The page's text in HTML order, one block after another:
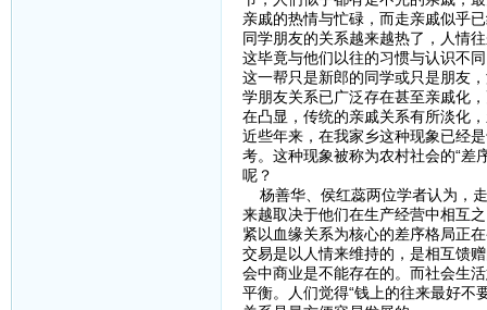
亲戚的热情与忙碌，而走亲戚似乎
同学朋友的关系越来越热了，人情
这毕竟与他们以往的习惯与认识不
这一帮只是新郎的同学或只是朋友
学朋友关系已广泛存在甚至亲戚化
在凸显，传统的亲戚关系有所淡化
近些年来，在我家乡这种现象已经
考。这种现象被称为农村社会的“差
呢？
杨善华、侯红蕊两位学者认为，
来越取决于他们在生产经营中相互
紧以血缘关系为核心的差序格局正
交易是以人情来维持的，是相互馈
会中商业是不能存在的。而社会生
平衡。人们觉得“钱上的往来最好不